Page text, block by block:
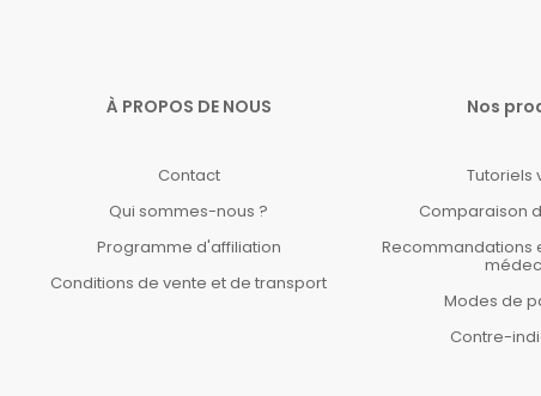
À PROPOS DE NOUS
Contact
Qui sommes-nous ?
Programme d'affiliation
Conditions de vente et de transport
Nos
Tutoriels
Comparaison
Recommandations
Modes de
Contre-